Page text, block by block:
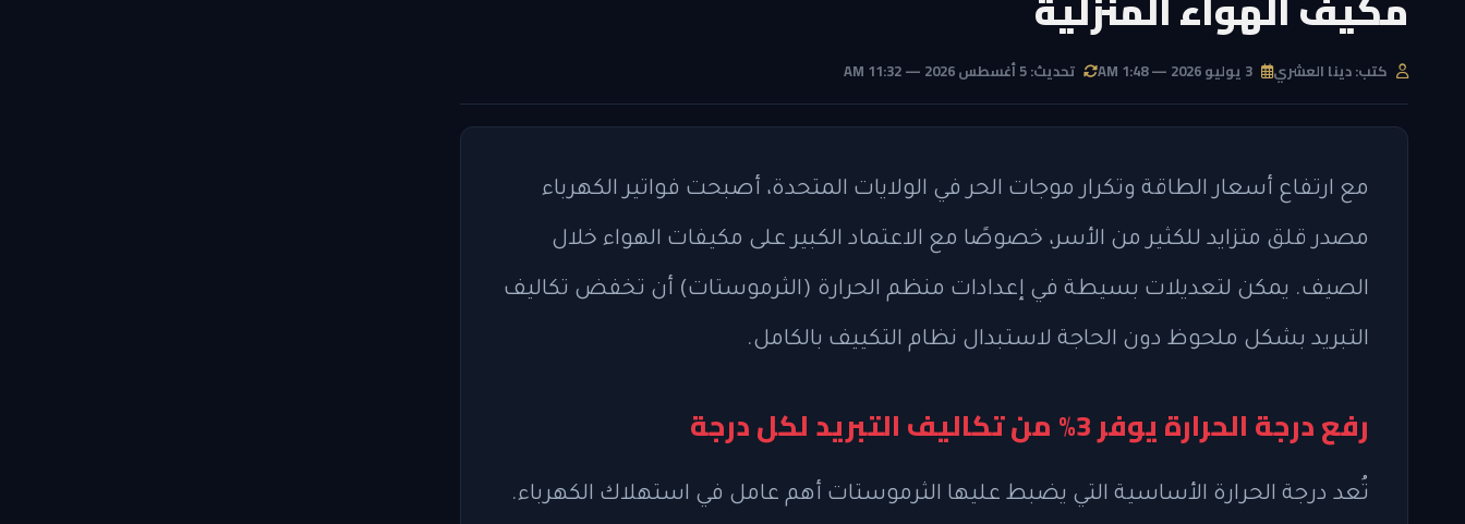
كتب: دينا العشري تحديث: 5 أغسطس 2026 — 11:32 AM
مع ارتفاع أسعار الطاقة وتكرار موجات الحر في الولايات المتحدة، أصبحت فواتير الكهرباء
مصدر قلق متزايد للكثير من الأسر، خصوصًا مع الاعتماد الكبير على مكيفات الهواء خلال
الصيف. يمكن لتعديلات بسيطة في إعدادات منظم الحرارة (الثرموستات) أن تخفض تكاليف
التبريد بشكل ملحوظ دون الحاجة لاستبدال نظام التكييف بالكامل.
رفع درجة الحرارة يوفر 3% من تكاليف التبريد لكل درجة
تُعد درجة الحرارة الأساسية التي يضبط عليها الثرموستات أهم عامل في استهلاك الكهرباء.